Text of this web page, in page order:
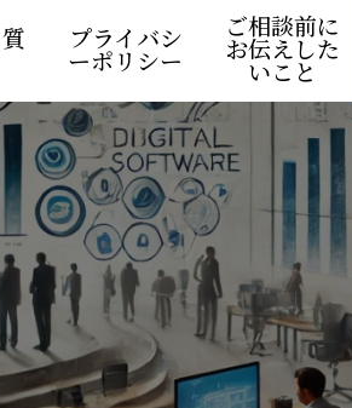
プライバシ
ーポリシー
ご相談前に
お伝えした
いこと